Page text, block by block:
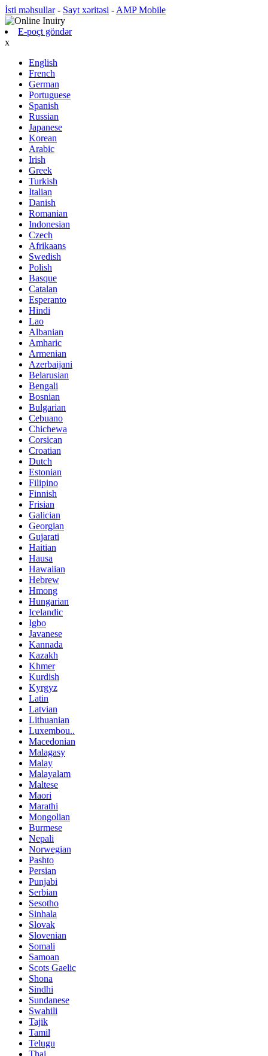
İsti məhsullar- Sayt xəritəsi - AMP Mobile
E-poçt göndər
x
English
French
German
Portuguese
Spanish
Russian
Japanese
Korean
Arabic
Irish
Greek
Turkish
Italian
Danish
Romanian
Indonesian
Czech
Afrikaans
Swedish
Polish
Basque
Catalan
Esperanto
Hindi
Lao
Albanian
Amharic
Armenian
Azerbaijani
Belarusian
Bengali
Bosnian
Bulgarian
Cebuano
Chichewa
Corsican
Croatian
Dutch
Estonian
Filipino
Finnish
Frisian
Galician
Georgian
Gujarati
Haitian
Hausa
Hawaiian
Hebrew
Hmong
Hungarian
Icelandic
Igbo
Javanese
Kannada
Kazakh
Khmer
Kurdish
Kyrgyz
Latin
Latvian
Lithuanian
Luxembou..
Macedonian
Malagasy
Malay
Malayalam
Maltese
Maori
Marathi
Mongolian
Burmese
Nepali
Norwegian
Pashto
Persian
Punjabi
Serbian
Sesotho
Sinhala
Slovak
Slovenian
Somali
Samoan
Scots Gaelic
Shona
Sindhi
Sundanese
Swahili
Tajik
Tamil
Telugu
Thai